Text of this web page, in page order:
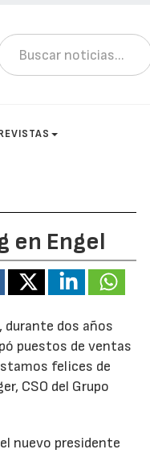
en Engel
durante dos años
puestos de ventas
felices de
CSO del Grupo
nuevo presidente